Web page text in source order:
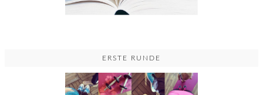
ERSTE RUNDE